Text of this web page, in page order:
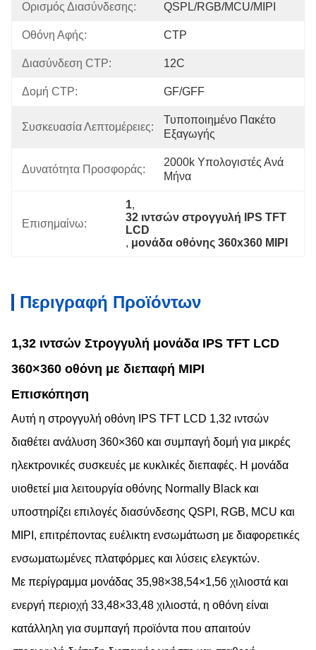
Ορισμός Διασύνδεσης: QSPL/RGB/MCU/MIPI
Οθόνη Αφής: CTP
Διασύνδεση CTP: 12C
Δομή CTP: GF/GFF
Συσκευασία Λεπτομέρειες:
Τυποποιημένο Πακέτο
Εξαγωγής
Δυνατότητα Προσφοράς:
2000k Υπολογιστές Ανά
Μήνα
Επισημαίνω:
1,
32 ιντσών στρογγυλή IPS TFT
LCD
, μονάδα οθόνης 360x360 MIPI
Περιγραφή Προϊόντων
1,32 ιντσών Στρογγυλή μονάδα IPS TFT LCD
360×360 οθόνη με διεπαφή MIPI
Επισκόπηση
Αυτή η στρογγυλή οθόνη IPS TFT LCD 1,32 ιντσών
διαθέτει ανάλυση 360×360 και συμπαγή δομή για μικρές
ηλεκτρονικές συσκευές με κυκλικές διεπαφές. Η μονάδα
υιοθετεί μια λειτουργία οθόνης Normally Black και
υποστηρίζει επιλογές διασύνδεσης QSPI, RGB, MCU και
MIPI, επιτρέποντας ευέλικτη ενσωμάτωση με διαφορετικές
ενσωματωμένες πλατφόρμες και λύσεις ελεγκτών.
Με περίγραμμα μονάδας 35,98×38,54×1,56 χιλιοστά και
ενεργή περιοχή 33,48×33,48 χιλιοστά, η οθόνη είναι
κατάλληλη για συμπαγή προϊόντα που απαιτούν